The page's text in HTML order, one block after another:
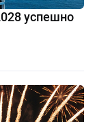
успешно